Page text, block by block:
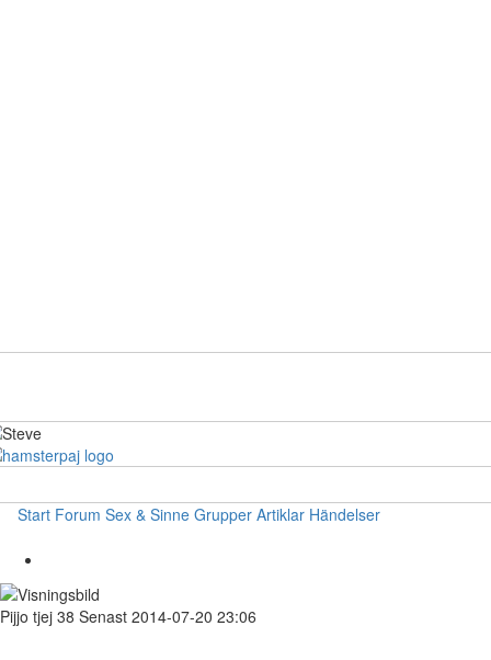
Start Forum Sex & Sinne Grupper Artiklar Händelser
Pijjo tjej 38 Senast 2014-07-20 23:06